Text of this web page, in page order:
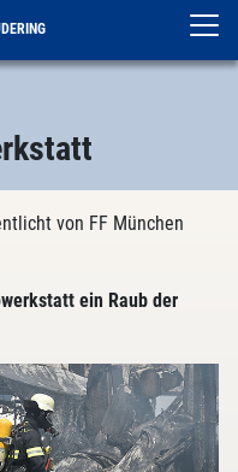
von FF München
ein Raub der